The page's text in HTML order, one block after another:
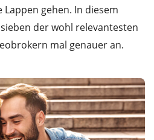
gehen. In diesem
der wohl relevantesten
mal genauer an.